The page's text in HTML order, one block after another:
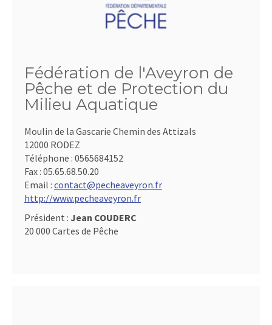
Fédération de l'Aveyron de
Pêche et de Protection du
Milieu Aquatique
Moulin de la Gascarie Chemin des Attizals
12000 RODEZ
Téléphone : 0565684152
Fax : 05.65.68.50.20
Email : contact@pecheaveyron.fr
http://www.pecheaveyron.fr
Président : Jean COUDERC
20 000 Cartes de Pêche